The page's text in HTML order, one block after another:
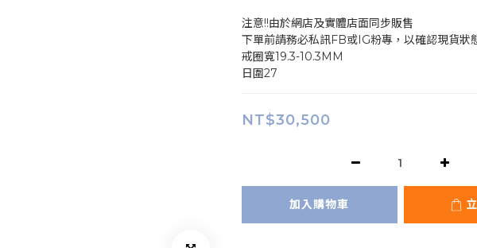
注意!!由於網店及實體店面同步販售
下單前請務必私訊FB或IG粉專，以確認現貨狀
戒圈寬19.3-10.3MM
日圍27
NT$30,500
加入購物車